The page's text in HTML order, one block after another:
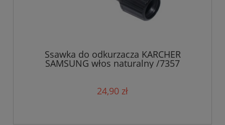
Ssawka do odkurzacza KARCHER
SAMSUNG włos naturalny /7357
24,90 zł